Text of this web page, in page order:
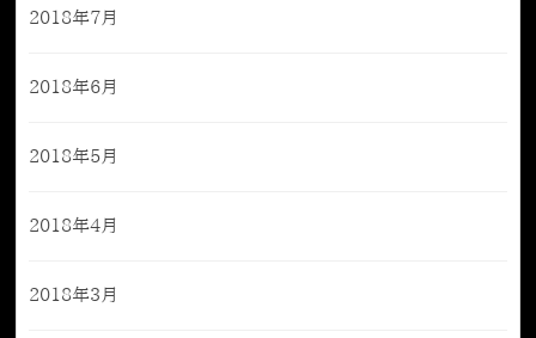
2018年7月
2018年6月
2018年5月
2018年4月
2018年3月